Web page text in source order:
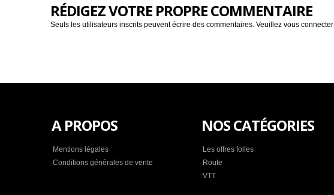
RÉDIGEZ VOTRE PROPRE COMMENTAIRE
Seuls les utilisateurs inscrits peuvent écrire des commentaires. Veuillez vous connecter
A PROPOS
Mentions légales
Conditions générales de vente
NOS CATÉGORIES
Les offres folles
Route
VTT